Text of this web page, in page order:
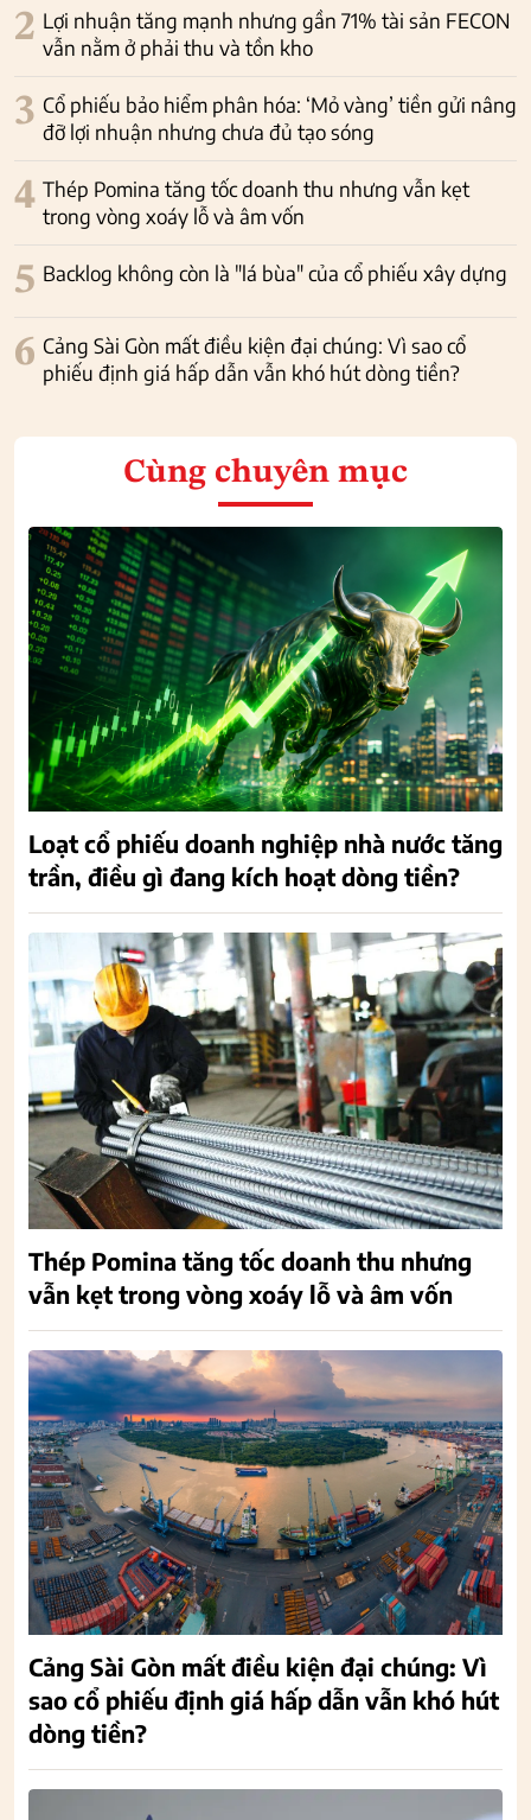
2 Lợi nhuận tăng mạnh nhưng gần 71% tài sản FECON
vẫn nằm ở phải thu và tồn kho
3 Cổ phiếu bảo hiểm phân hóa: ‘Mỏ vàng’ tiền gửi nâng
đỡ lợi nhuận nhưng chưa đủ tạo sóng
4 Thép Pomina tăng tốc doanh thu nhưng vẫn kẹt
trong vòng xoáy lỗ và âm vốn
5 Backlog không còn là "lá bùa" của cổ phiếu xây dựng
6 Cảng Sài Gòn mất điều kiện đại chúng: Vì sao cổ
phiếu định giá hấp dẫn vẫn khó hút dòng tiền?
Cùng chuyên mục
Loạt cổ phiếu doanh nghiệp nhà nước tăng
trần, điều gì đang kích hoạt dòng tiền?
Thép Pomina tăng tốc doanh thu nhưng
vẫn kẹt trong vòng xoáy lỗ và âm vốn
Cảng Sài Gòn mất điều kiện đại chúng: Vì
sao cổ phiếu định giá hấp dẫn vẫn khó hút
dòng tiền?